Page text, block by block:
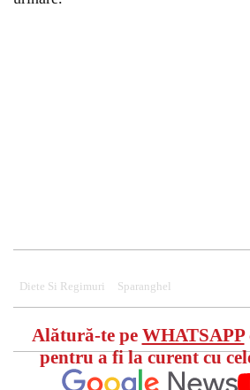
Diete Si Regimuri Sparanghel
Alătură-te pe WHATSAPP
pentru a fi la curent cu